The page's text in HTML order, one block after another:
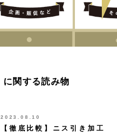
に関する読み物
2023.08.10
【徹底比較】ニス引き加工